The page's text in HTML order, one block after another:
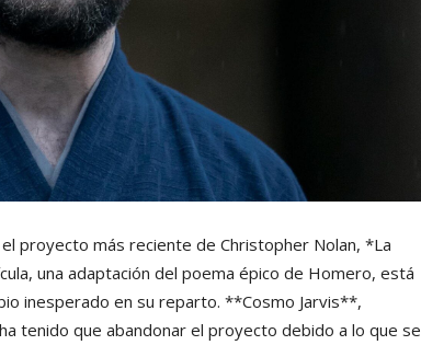
proyecto más reciente de Christopher Nolan, *La
una adaptación del poema épico de Homero, está
inesperado en su reparto. **Cosmo Jarvis**,
tenido que abandonar el proyecto debido a lo que se